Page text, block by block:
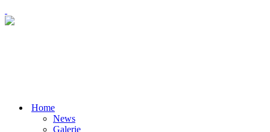
Home
News
Galerie